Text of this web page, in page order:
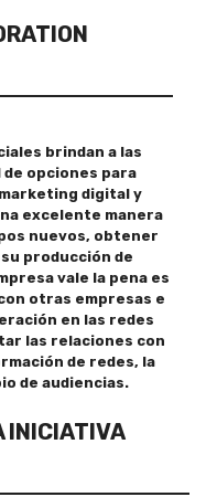
brindan a las
opciones para
digital y
excelente manera
nuevos, obtener
producción de
vale la pena es
otras empresas e
en las redes
las relaciones con
de redes, la
de audiencias.
INICIATIVA